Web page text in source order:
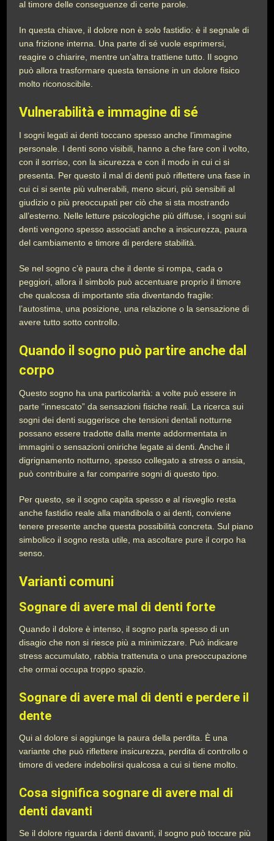
al timore delle conseguenze di certe parole.
In questa chiave, il dolore non è solo fastidio: è il segnale di
una frizione interna. Una parte di sé vuole esprimersi,
reagire o chiarire, mentre un’altra trattiene tutto. Il sogno
può allora trasformare questa tensione in un dolore fisico
molto riconoscibile.
Vulnerabilità e immagine di sé
I sogni legati ai denti toccano spesso anche l’immagine
personale. I denti sono visibili, hanno a che fare con il volto,
con il sorriso, con la sicurezza e con il modo in cui ci si
presenta. Per questo il mal di denti può riflettere una fase in
cui ci si sente più vulnerabili, meno sicuri, più sensibili al
giudizio o più preoccupati per ciò che si sta mostrando
all’esterno. Nelle letture psicologiche più diffuse, i sogni sui
denti vengono spesso associati anche a insicurezza, paura
del cambiamento e timore di perdere stabilità.
Se nel sogno c’è paura che il dente si rompa, cada o
peggiori, allora il simbolo può accentuare proprio il timore
che qualcosa di importante stia diventando fragile:
l’autostima, una posizione, una relazione o la sensazione di
avere tutto sotto controllo.
Quando il sogno può partire anche dal
corpo
Questo sogno ha una particolarità: a volte può essere in
parte “innescato” da sensazioni fisiche reali. La ricerca sui
sogni dei denti suggerisce che tensioni dentali notturne
possano essere tradotte dalla mente addormentata in
immagini o sensazioni oniriche legate ai denti. Anche il
digrignamento notturno, spesso collegato a stress o ansia,
può contribuire a far comparire sogni di questo tipo.
Per questo, se il sogno capita spesso e al risveglio resta
anche fastidio reale alla mandibola o ai denti, conviene
tenere presente anche questa possibilità concreta. Sul piano
simbolico il sogno resta utile, ma ascoltare pure il corpo ha
senso.
Varianti comuni
Sognare di avere mal di denti forte
Quando il dolore è intenso, il sogno parla spesso di un
disagio che non si riesce più a minimizzare. Può indicare
stress accumulato, rabbia trattenuta o una preoccupazione
che ormai occupa troppo spazio.
Sognare di avere mal di denti e perdere il
dente
Qui al dolore si aggiunge la paura della perdita. È una
variante che può riflettere insicurezza, perdita di controllo o
timore di vedere indebolirsi qualcosa a cui si tiene molto.
Cosa significa sognare di avere mal di
denti davanti
Se il dolore riguarda i denti davanti, il sogno può toccare più